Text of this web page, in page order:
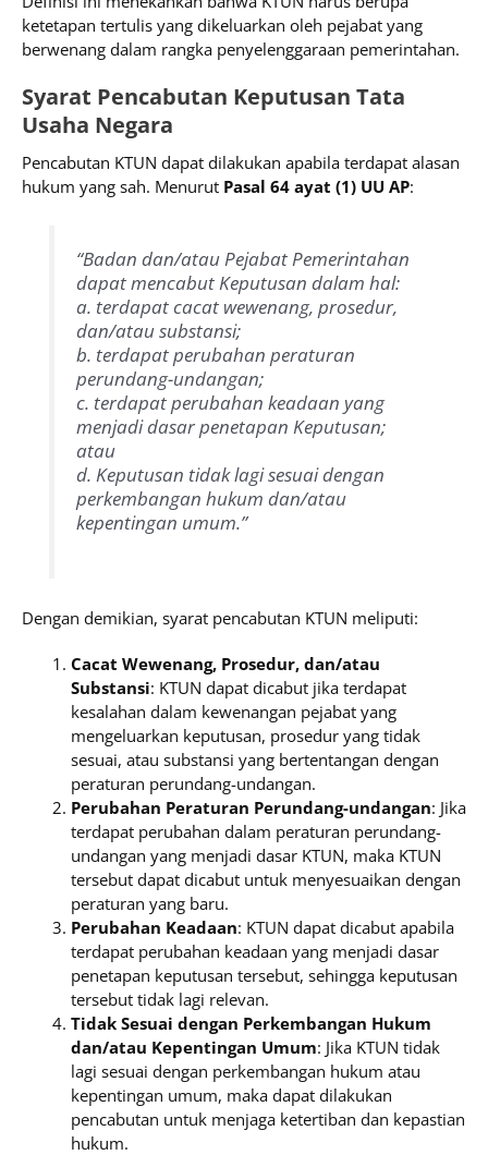
ketetapan tertulis yang dikeluarkan oleh pejabat yang
berwenang dalam rangka penyelenggaraan pemerintahan.
Syarat Pencabutan Keputusan Tata
Usaha Negara
Pencabutan KTUN dapat dilakukan apabila terdapat alasan
hukum yang sah. Menurut Pasal 64 ayat (1) UU AP:
“Badan dan/atau Pejabat Pemerintahan
dapat mencabut Keputusan dalam hal:
a. terdapat cacat wewenang, prosedur,
dan/atau substansi;
b. terdapat perubahan peraturan
perundang-undangan;
c. terdapat perubahan keadaan yang
menjadi dasar penetapan Keputusan;
atau
d. Keputusan tidak lagi sesuai dengan
perkembangan hukum dan/atau
kepentingan umum.”
Dengan demikian, syarat pencabutan KTUN meliputi:
Cacat Wewenang, Prosedur, dan/atau
Substansi: KTUN dapat dicabut jika terdapat
kesalahan dalam kewenangan pejabat yang
mengeluarkan keputusan, prosedur yang tidak
sesuai, atau substansi yang bertentangan dengan
peraturan perundang-undangan.
Perubahan Peraturan Perundang-undangan: Jika
terdapat perubahan dalam peraturan perundang-
undangan yang menjadi dasar KTUN, maka KTUN
tersebut dapat dicabut untuk menyesuaikan dengan
peraturan yang baru.
Perubahan Keadaan: KTUN dapat dicabut apabila
terdapat perubahan keadaan yang menjadi dasar
penetapan keputusan tersebut, sehingga keputusan
tersebut tidak lagi relevan.
Tidak Sesuai dengan Perkembangan Hukum
dan/atau Kepentingan Umum: Jika KTUN tidak
lagi sesuai dengan perkembangan hukum atau
kepentingan umum, maka dapat dilakukan
pencabutan untuk menjaga ketertiban dan kepastian
hukum.